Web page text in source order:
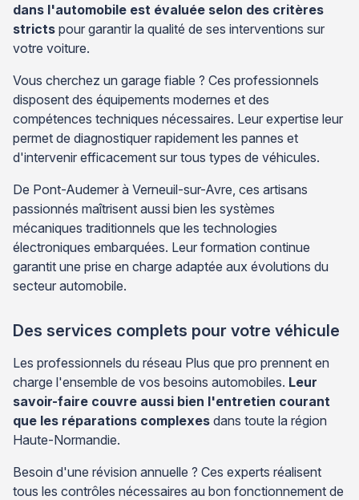
dans l'automobile est évaluée selon des critères
stricts pour garantir la qualité de ses interventions sur
votre voiture.
Vous cherchez un garage fiable ? Ces professionnels
disposent des équipements modernes et des
compétences techniques nécessaires. Leur expertise leur
permet de diagnostiquer rapidement les pannes et
d'intervenir efficacement sur tous types de véhicules.
De Pont-Audemer à Verneuil-sur-Avre, ces artisans
passionnés maîtrisent aussi bien les systèmes
mécaniques traditionnels que les technologies
électroniques embarquées. Leur formation continue
garantit une prise en charge adaptée aux évolutions du
secteur automobile.
Des services complets pour votre véhicule
Les professionnels du réseau Plus que pro prennent en
charge l'ensemble de vos besoins automobiles. Leur
savoir-faire couvre aussi bien l'entretien courant
que les réparations complexes dans toute la région
Haute-Normandie.
Besoin d'une révision annuelle ? Ces experts réalisent
tous les contrôles nécessaires au bon fonctionnement de